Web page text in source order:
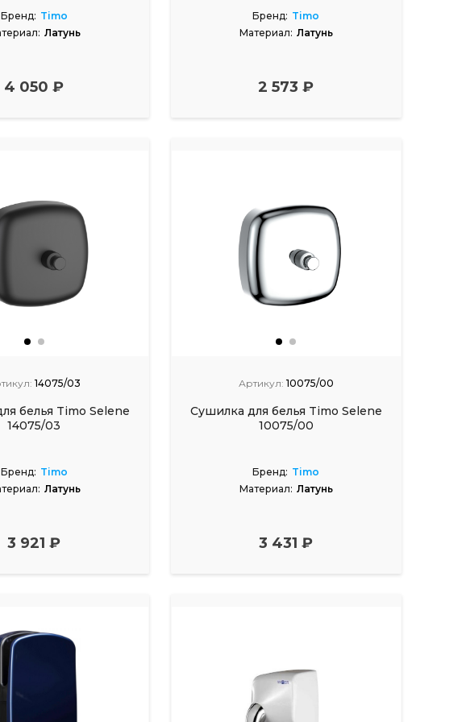
Бренд: Timo
Латунь
4 050 ₽
Бренд: Timo
Материал: Латунь
2 573 ₽
14075/03
белья Timo Selene
14075/03
Бренд: Timo
Латунь
3 921 ₽
Артикул: 10075/00
Сушилка для белья Timo Selene
10075/00
Бренд: Timo
Материал: Латунь
3 431 ₽